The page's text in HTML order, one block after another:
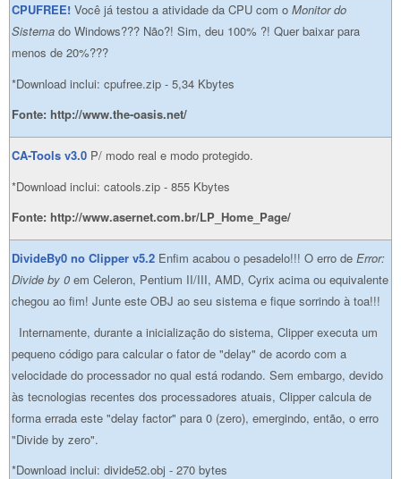
CPUFREE! Você já testou a atividade da CPU com o Monitor do
Sistema do Windows??? Não?! Sim, deu 100% ?! Quer baixar para
menos de 20%???
*Download inclui: cpufree.zip - 5,34 Kbytes
Fonte: http://www.the-oasis.net/
CA-Tools v3.0 P/ modo real e modo protegido.
*Download inclui: catools.zip - 855 Kbytes
Fonte: http://www.asernet.com.br/LP_Home_Page/
DivideBy0 no Clipper v5.2 Enfim acabou o pesadelo!!! O erro de Error:
Divide by 0 em Celeron, Pentium II/III, AMD, Cyrix acima ou equivalente
chegou ao fim! Junte este OBJ ao seu sistema e fique sorrindo à toa!!!
Internamente, durante a inicialização do sistema, Clipper executa um
pequeno código para calcular o fator de "delay" de acordo com a
velocidade do processador no qual está rodando. Sem embargo, devido
às tecnologias recentes dos processadores atuais, Clipper calcula de
forma errada este "delay factor" para 0 (zero), emergindo, então, o erro
"Divide by zero".
*Download inclui: divide52.obj - 270 bytes